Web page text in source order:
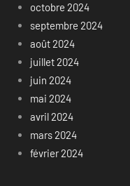
octobre 2024
septembre 2024
août 2024
juillet 2024
juin 2024
mai 2024
avril 2024
mars 2024
février 2024